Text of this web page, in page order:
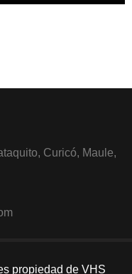
Curicó, Maule,
propiedad de VHS